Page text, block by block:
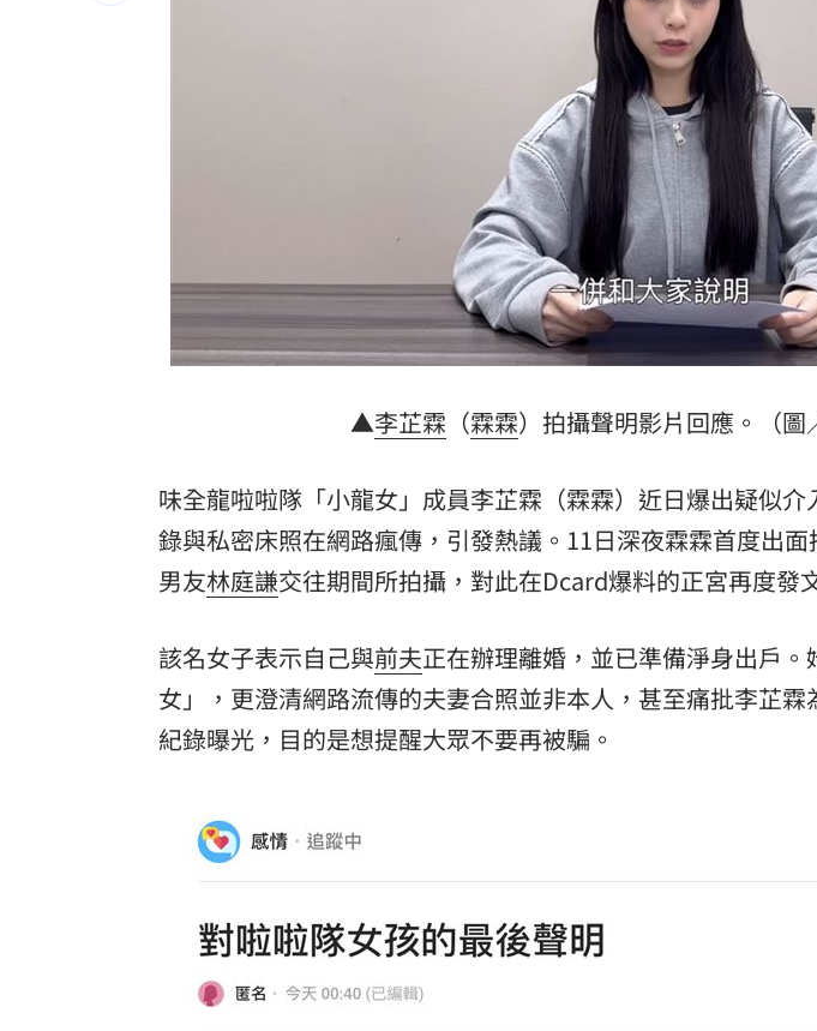
21:13
NCC無委員唱獨立空城計 iPhone 18照登台 21:10
詐慈濟10億！律師驚揭陳時中『根本先知』 21:10
三立iNEWS新聞台線上直播 18:00
理想混蛋號召粉絲跨海追星吃美食！ 18:15
▲李芷霖 （霖霖）拍攝聲明影片回應。（圖
味全龍啦啦隊「小龍女」成員李芷霖（霖霖）近日爆出疑似
錄與私密床照在網路瘋傳，引發熱議。11日深夜霖霖首度出
男友林庭謙交往期間所拍攝，對此在Dcard爆料的正宮再度發
該名女子表示自己與前夫正在辦理離婚，並已準備淨身出戶
女」，更澄清網路流傳的夫妻合照並非本人，甚至痛批李芷
紀錄曝光，目的是想提醒大眾不要再被騙。